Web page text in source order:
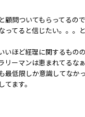
顧問ついてもらってるの
ってると信じたい。。。
いほど経理に関するもの
リーマンは恵まれてるな
最低限しか意識してなか
ます。